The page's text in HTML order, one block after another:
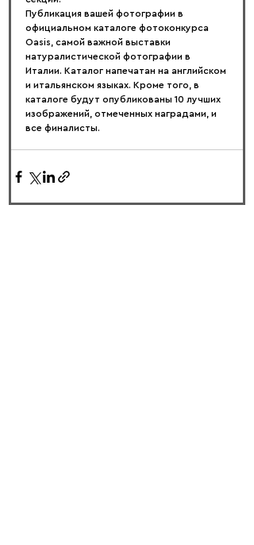
Публикация вашей фотографии в
официальном каталоге фотоконкурса
Oasis, самой важной выставки
натуралистической фотографии в
Италии. Каталог напечатан на английском
и итальянском языках. Кроме того, в
каталоге будут опубликованы 10 лучших
изображений, отмеченных наградами, и
все финалисты.